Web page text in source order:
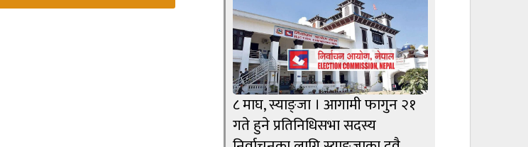
८ माघ, स्याङ्जा । आगामी फागुन २१
गते हुने प्रतिनिधिसभा सदस्य